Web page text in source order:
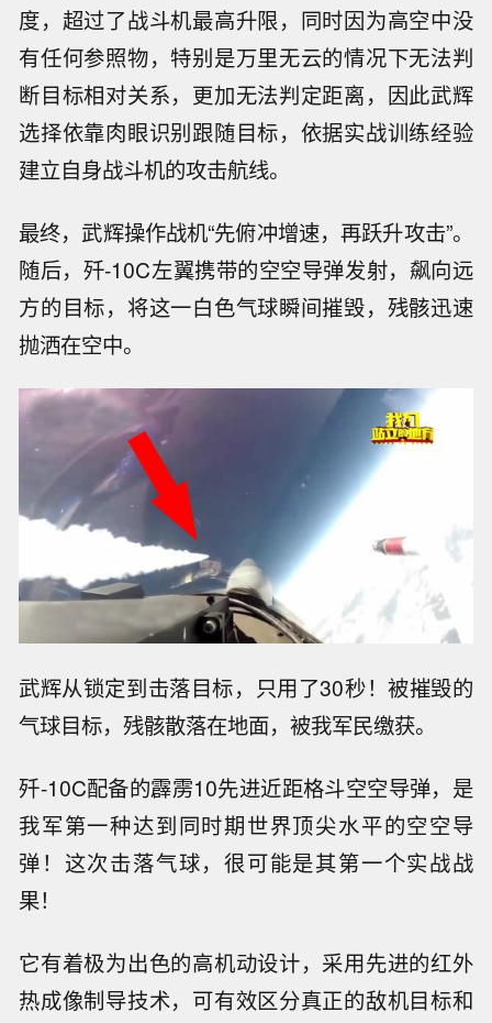
度，超过了战斗机最高升限，同时因为高空中没
有任何参照物，特别是万里无云的情况下无法判
断目标相对关系，更加无法判定距离，因此武辉
选择依靠肉眼识别跟随目标，依据实战训练经验
建立自身战斗机的攻击航线。
最终，武辉操作战机“先俯冲增速，再跃升攻击”。
随后，歼-10C左翼携带的空空导弹发射，飙向远
方的目标，将这一白色气球瞬间摧毁，残骸迅速
抛洒在空中。
武辉从锁定到击落目标，只用了30秒！被摧毁的
气球目标，残骸散落在地面，被我军民缴获。
歼-10C配备的霹雳10先进近距格斗空空导弹，是
我军第一种达到同时期世界顶尖水平的空空导
弹！这次击落气球，很可能是其第一个实战战
果！
它有着极为出色的高机动设计，采用先进的红外
热成像制导技术，可有效区分真正的敌机目标和